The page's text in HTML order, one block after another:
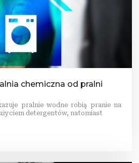
chemiczna od pralni
pralnie wodne robią pranie na
detergentów, natomiast